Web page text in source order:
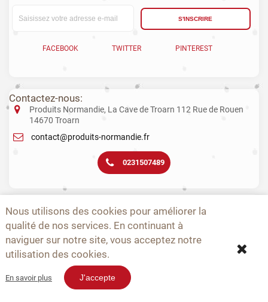
S'INSCRIRE
FACEBOOK TWITTER PINTEREST
Contactez-nous:
Produits Normandie, La Cave de Troarn 112 Rue de Rouen
14670 Troarn
contact@produits-normandie.fr
0231507489
Nous utilisons des cookies pour améliorer la
qualité de nos services. En continuant à
naviguer sur notre site, vous acceptez notre
utilisation des cookies.
En savoir plus J'accepte
pour la santé. La consommation de boissons alcoolisées pendant la
grossesse, même en faible quantité, peut avoir des conséquences
graves sur la santé de l’enfant.
A PROPOS - CONTACTEZ-NOUS - NOUVEAUTÉS -
EPICERIE NOËL